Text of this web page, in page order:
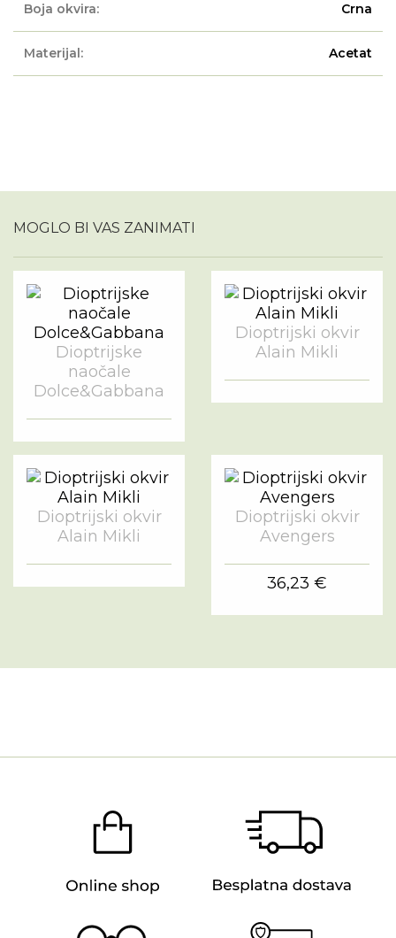
Boja okvira: Crna
Materijal: Acetat
MOGLO BI VAS ZANIMATI
Dioptrijske
naočale
Dolce&Gabbana
Dioptrijski okvir
Alain Mikli
Dioptrijski okvir
Alain Mikli
Dioptrijski okvir
Avengers
36,23 €